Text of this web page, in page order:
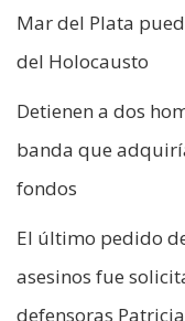
Mar del Plata
del Holocausto
Detienen a dos
banda que
fondos
El último pedido
asesinos fue
defensoras